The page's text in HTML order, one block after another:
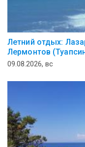
Летний отдых:
Лермонтов
09.08.2026, вс